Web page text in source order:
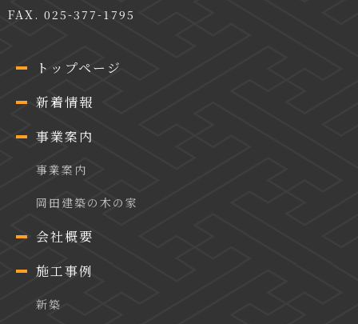
FAX. 025-377-1795
トップページ
新着情報
事業案内
事業案内
岡田建築の木の家
会社概要
施工事例
新築